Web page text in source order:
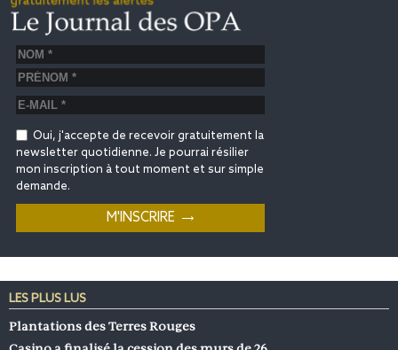
Oui, j'accepte de recevoir gratuitement la
newsletter quotidienne. Je pourrai résilier
mon inscription à tout moment et sur simple
demande.
LES PLUS LUS
Plantations des Terres Rouges